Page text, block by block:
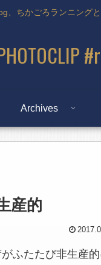
、ちかごろランニング
Archives
産的
ふたたび非生産的